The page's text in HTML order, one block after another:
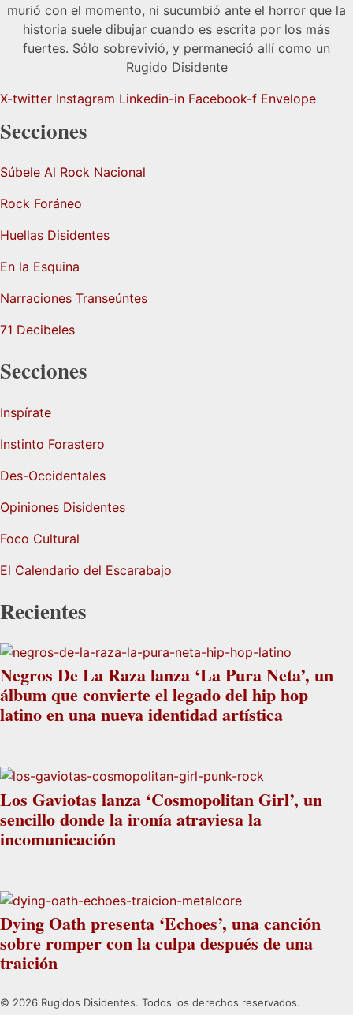
murió con el momento, ni sucumbió ante el horror que la
historia suele dibujar cuando es escrita por los más
fuertes. Sólo sobrevivió, y permaneció allí como un
Rugido Disidente
X-twitter Instagram Linkedin-in Facebook-f Envelope
Secciones
Súbele Al Rock Nacional
Rock Foráneo
Huellas Disidentes
En la Esquina
Narraciones Transeúntes
71 Decibeles
Secciones
Inspírate
Instinto Forastero
Des-Occidentales
Opiniones Disidentes
Foco Cultural
El Calendario del Escarabajo
Recientes
Negros De La Raza lanza ‘La Pura Neta’, un
álbum que convierte el legado del hip hop
latino en una nueva identidad artística
Los Gaviotas lanza ‘Cosmopolitan Girl’, un
sencillo donde la ironía atraviesa la
incomunicación
Dying Oath presenta ‘Echoes’, una canción
sobre romper con la culpa después de una
traición
© 2026 Rugidos Disidentes. Todos los derechos reservados.